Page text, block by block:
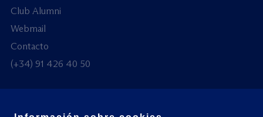
Club Alumni
Webmail
Contacto
(+34) 91 426 40 50